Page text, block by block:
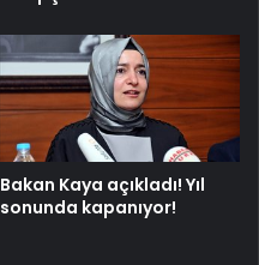
Bakan Kaya açıkladı! Yıl
sonunda kapanıyor!